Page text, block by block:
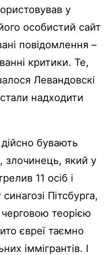
у
особистий сайт
повідомлення –
критики. Те,
Левандовскі
надходити
бувають
злочинець, який у
11 осіб і
Пітсбурга,
теорією
євреї таємно
іммігрантів. І